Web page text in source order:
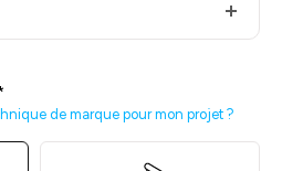
de marque pour mon projet ?